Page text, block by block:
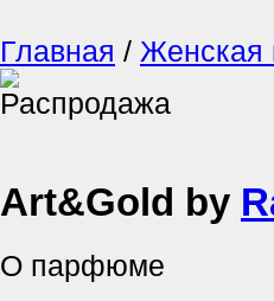
Главная /
Art&Gold by
О парфюме